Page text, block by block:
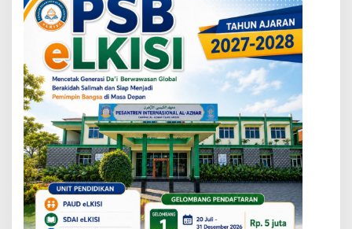
a
n
G
e
l
o
n
t
o
r
k
a
n
M